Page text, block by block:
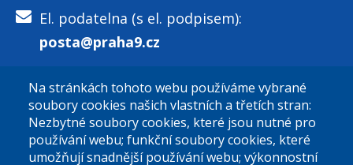
El. podatelna (s el. podpisem):
posta@praha9.cz
El. podatelna (bez el. podpisu):
podatelna@praha9.cz
Na stránkách tohoto webu používáme vybrané
soubory cookies našich vlastních a třetích stran:
Nezbytné soubory cookies, které jsou nutné pro
používání webu; funkční soubory cookies, které
umožňují snadnější používání webu; výkonnostní